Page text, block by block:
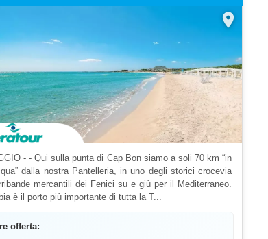
location_on
- - Qui sulla punta di Cap Bon siamo a soli 70 km “in
dalla nostra Pantelleria, in uno degli storici crocevia
mercantili dei Fenici su e giù per il Mediterraneo.
è il porto più importante di tutta la T...
offerta: